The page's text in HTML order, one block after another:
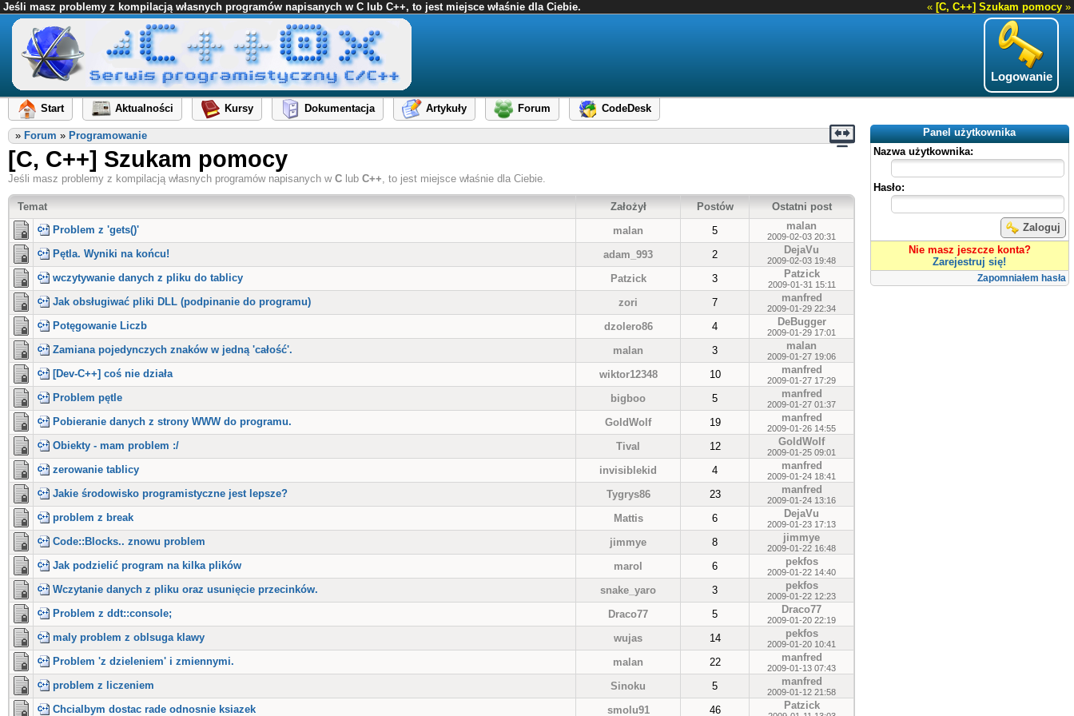
« [C, C++] Szukam pomocy »
Jeśli masz problemy z kompilacją własnych programów napisanych w C lub C++, to jest miejsce właśnie dla Ciebie.
Logowanie
Start Aktualności Kursy Dokumentacja Artykuły Forum
CodeDesk
Panel użytkownika
Nazwa użytkownika:
Hasło:
Zaloguj
Nie masz jeszcze konta?
Zarejestruj się!
Zapomniałem hasła
» Forum » Programowanie
[C, C++] Szukam pomocy
Jeśli masz problemy z kompilacją własnych programów napisanych w C lub C++, to jest miejsce właśnie dla Ciebie.
Temat Założył Postów
Ostatni post
Problem z 'gets()'
malan 5 malan
2009-02-03 20:31
Pętla. Wyniki na końcu! adam_993 2 DejaVu
2009-02-03 19:48
wczytywanie danych z pliku do tablicy Patzick 3 Patzick
2009-01-31 15:11
Jak obsługiwać pliki DLL (podpinanie do programu) zori 7 manfred
2009-01-29 22:34
Potęgowanie Liczb dzolero86 4 DeBugger
2009-01-29 17:01
Zamiana pojedynczych znaków w jedną 'całość'. malan 3 malan
2009-01-27 19:06
[Dev-C++] coś nie działa wiktor12348 10 manfred
2009-01-27 17:29
Problem pętle bigboo 5 manfred
2009-01-27 01:37
Pobieranie danych z strony WWW do programu. GoldWolf 19 manfred
2009-01-26 14:55
Obiekty - mam problem :/ Tival 12 GoldWolf
2009-01-25 09:01
zerowanie tablicy invisiblekid 4 manfred
2009-01-24 18:41
Jakie środowisko programistyczne jest lepsze? Tygrys86 23 manfred
2009-01-24 13:16
problem z break Mattis 6 DejaVu
2009-01-23 17:13
Code::Blocks.. znowu problem jimmye 8 jimmye
2009-01-22 16:48
Jak podzielić program na kilka plików marol 6 pekfos
2009-01-22 14:40
Wczytanie danych z pliku oraz usunięcie przecinków. snake_yaro 3 pekfos
2009-01-22 12:23
Problem z ddt::console; Draco77 5 Draco77
2009-01-20 22:19
maly problem z oblsuga klawy wujas 14 pekfos
2009-01-20 10:41
Problem 'z dzieleniem' i zmiennymi. malan 22 manfred
2009-01-13 07:43
problem z liczeniem Sinoku 5 manfred
2009-01-12 21:58
Chcialbym dostac rade odnosnie ksiazek smolu91 46 Patzick